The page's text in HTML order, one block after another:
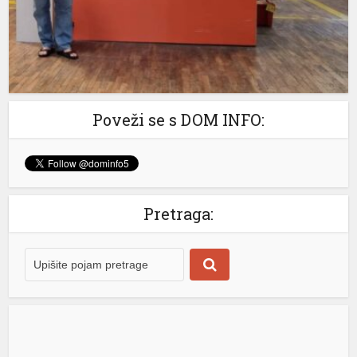
ne namjeravamo da preispitujemo odluku o
privremenoj […]
Poveži se s DOM INFO:
Pretraga: